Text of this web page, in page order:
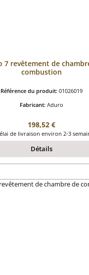
7 revêtement de
combustion
Référence du produit: 01026019
Fabricant: Aduro
Prix régulier :
198,52 €
de livraison environ 2-3
Détails